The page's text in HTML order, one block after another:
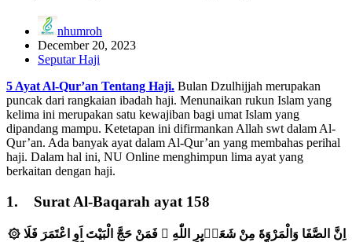
nhumroh
December 20, 2023
Seputar Haji
5 Ayat Al-Qur’an Tentang Haji. Bulan Dzulhijjah merupakan
puncak dari rangkaian ibadah haji. Menunaikan rukun Islam yang
kelima ini merupakan satu kewajiban bagi umat Islam yang
dipandang mampu. Ketetapan ini difirmankan Allah swt dalam Al-
Qur’an. Ada banyak ayat dalam Al-Qur’an yang membahas perihal
haji. Dalam hal ini, NU Online menghimpun lima ayat yang
berkaitan dengan haji.
1. Surat Al-Baqarah ayat 158
۞ اِنَّ الصَّفَا وَالْمَرْوَةَ مِنْ شَعَاۤىِٕرِ اللّٰهِ ۚ فَمَنْ حَجَّ الْبَيْتَ اَوِ اعْتَمَرَ فَلَا